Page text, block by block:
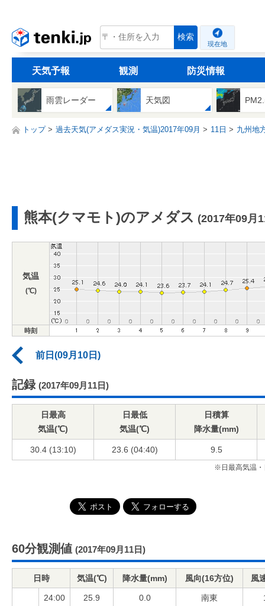
tenki.jp 検索
現在地
天気予報 観測 防災情報
雨雲レーダー 天気図
トップ 過去天気(アメダス実況・気温)2017年09月 11日 九州地
熊本(クマモト)のアメダス (2017年09月
気温
(℃)
時刻
前日(09月10日)
記録 (2017年09月11日)
日最高
気温(℃)
日最低
気温(℃)
日積算
降水量(mm)
30.4 (13:10) 23.6 (04:40) 9.5
※日最高気温・
60分観測値 (2017年09月11日)
日時 気温(℃) 降水量(mm) 風向(16方位) 風
24:00 25.9 0.0 南東